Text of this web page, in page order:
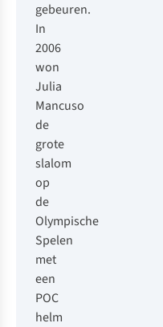
gebeuren.
In
2006
won
Julia
Mancuso
de
grote
slalom
op
de
Olympische
Spelen
met
een
POC
helm